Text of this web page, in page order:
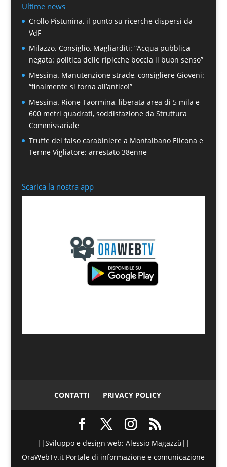
Ultime news
Crollo Pistunina, il punto su ricerche dispersi da
VdF
Milazzo. Consiglio, Magliarditi: “Acqua pubblica
negata: politica delle ripicche boccia il buon senso”
Messina. Manutenzione strade, consigliere Gioveni:
“finalmente si torna all’antico!”
Messina. Rione Taormina, liberata area di 5 mila e
600 metri quadrati, soddisfazione da Struttura
Commissariale
Truffe del falso carabiniere a Montalbano Elicona e
Terme Vigliatore: arrestato 38enne
Scarica la nostra app
CONTATTI PRIVACY POLICY
||Sviluppo e design web: Alessio Magazzù||
OraWebTv.it Portale di informazione e comunicazione